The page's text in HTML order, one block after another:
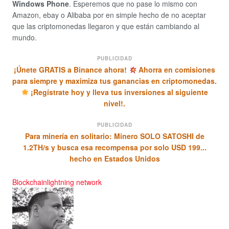
Windows Phone. Esperemos que no pase lo mismo con
Amazon, ebay o Alibaba por en simple hecho de no aceptar
que las criptomonedas llegaron y que están cambiando al
mundo.
PUBLICIDAD
¡Únete GRATIS a Binance ahora!
Ahorra en comisiones
para siempre y maximiza tus ganancias en criptomonedas.
¡Regístrate hoy y lleva tus inversiones al siguiente
nivel!.
PUBLICIDAD
Para minería en solitario: Minero SOLO SATOSHI de
1.2TH/s y busca esa recompensa por solo USD 199...
hecho en Estados Unidos
Blockchainlightning network